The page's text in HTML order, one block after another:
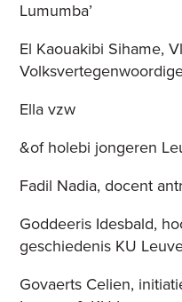
Lumumba’
El Kaouakibi Sihame,
Ella vzw
&of holebi jongeren
Fadil Nadia, docent
Goddeeris Idesbald,
geschiedenis KU
Govaerts Celien,